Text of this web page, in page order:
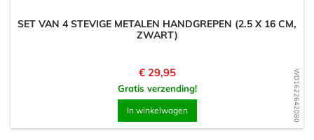
WD1622642080
SET VAN 4 STEVIGE METALEN HANDGREPEN (2.5 X 16 CM,
ZWART)
Prijs
€ 29,95
Gratis verzending!
In winkelwagen